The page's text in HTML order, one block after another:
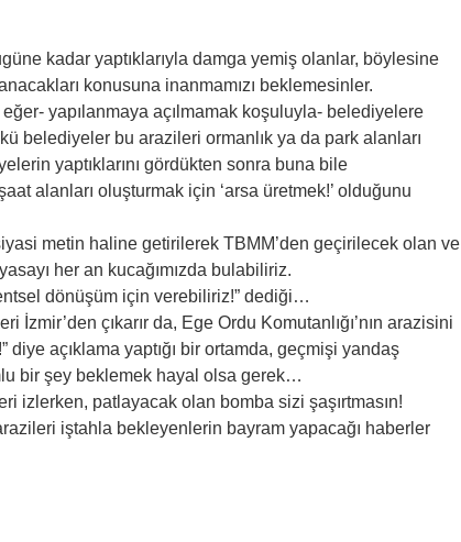
kadar yaptıklarıyla damga yemiş olanlar, böylesine
konusuna inanmamızı beklemesinler.
yapılanmaya açılmamak koşuluyla- belediyelere
belediyeler bu arazileri ormanlık ya da park alanları
yaptıklarını gördükten sonra buna bile
alanları oluşturmak için ‘arsa üretmek!’ olduğunu
metin haline getirilerek TBMM’den geçirilecek olan ve
her an kucağımızda bulabiliriz.
dönüşüm için verebiliriz!” dediği…
İzmir’den çıkarır da, Ege Ordu Komutanlığı’nın arazisini
açıklama yaptığı bir ortamda, geçmişi yandaş
bir şey beklemek hayal olsa gerek…
izlerken, patlayacak olan bomba sizi şaşırtmasın!
iştahla bekleyenlerin bayram yapacağı haberler